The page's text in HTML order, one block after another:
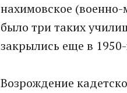
нахимовское (военно-
было три таких
закрылись еще в
Возрождение